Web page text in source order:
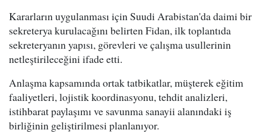
Kararların uygulanması için Suudi Arabistan'da daimi bir
sekreterya kurulacağını belirten Fidan, ilk toplantıda
sekreteryanın yapısı, görevleri ve çalışma usullerinin
netleştirileceğini ifade etti.
Anlaşma kapsamında ortak tatbikatlar, müşterek eğitim
faaliyetleri, lojistik koordinasyonu, tehdit analizleri,
istihbarat paylaşımı ve savunma sanayii alanındaki iş
birliğinin geliştirilmesi planlanıyor.